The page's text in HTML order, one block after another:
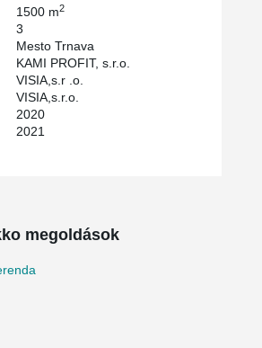
columns.
1500 m2
3
Mesto Trnava
KAMI PROFIT, s.r.o.
VISIA,s.r .o.
VISIA,s.r.o.
2020
2021
megoldások